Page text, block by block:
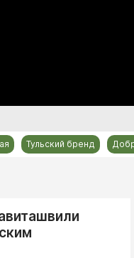
Тульский бренд